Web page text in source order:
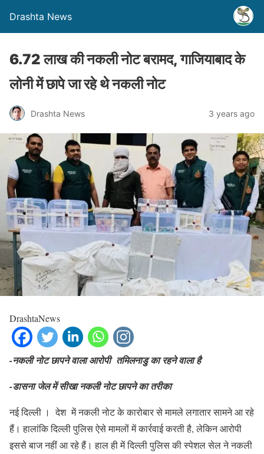
Drashta News
6.72 लाख की नकली नोट बरामद, गाजियाबाद के
लोनी में छापे जा रहे थे नकली नोट
Drashta News 3 years ago
DrashtaNews
-नकली नोट छापने वाला आरोपी तमिलनाडु का रहने वाला है
-डासना जेल में सीखा नकली नोट छापने का तरीका
नई दिल्‍ली । देश में नकली नोट के कारोबार से मामले लगातार सामने आ रहे
हैं। हालांकि दिल्‍ली पुलिस ऐसे मामलों में कार्रवाई करती है, लेकिन आरोपी
इससे बाज नहीं आ रहे हैं। हाल ही में दिल्‍ली पुलिस की स्‍पेशल सेल ने नकली